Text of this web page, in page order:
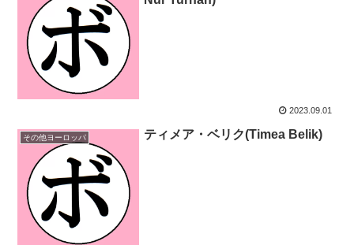
2023.09.01
その他ヨーロッパ ティメア・ベリク(Timea Belik)